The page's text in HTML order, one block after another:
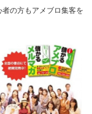
の方もアメブロ集客を